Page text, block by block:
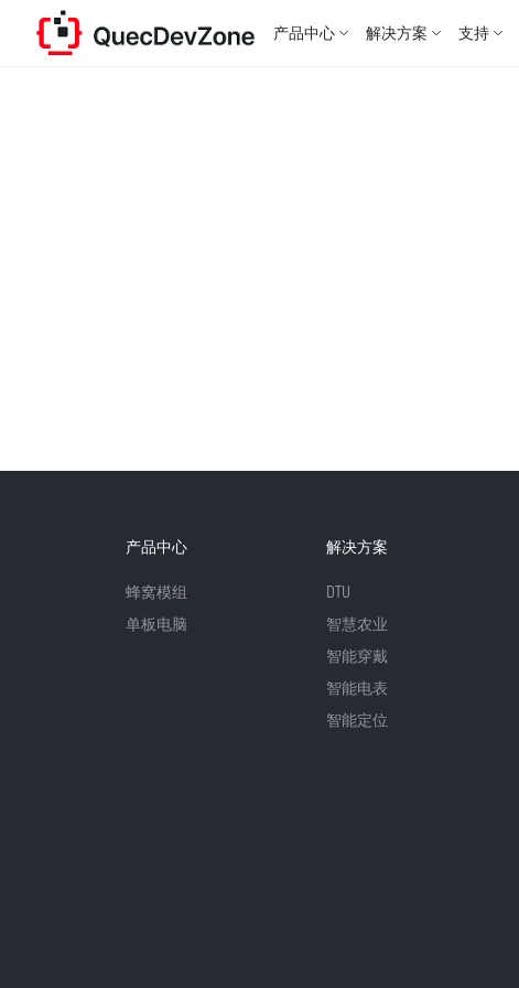
产品中心 解决方案 支持
产品中心
蜂窝模组
单板电脑
解决方案
DTU
智慧农业
智能穿戴
智能电表
智能定位